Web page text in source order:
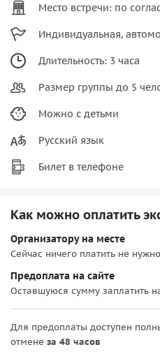
Место встречи: по
Индивидуальная,
Длительность: 3 часа
Размер группы до 5
Можно с детьми
Русский язык
Билет в телефоне
Как можно оплатить
Организатору на месте
Сейчас ничего платить не нужно
Предоплата на сайте
Оставшуюся сумму заплатить
Для предоплаты доступен
отмене за 48 часов